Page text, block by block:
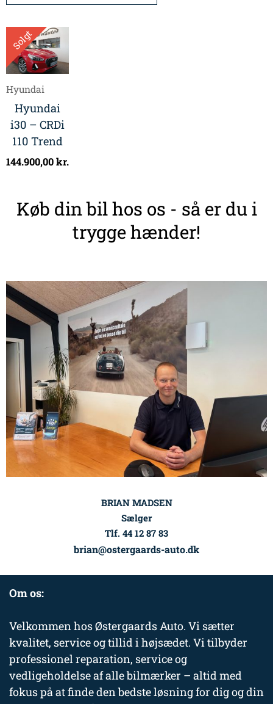
Solgt
Hyundai
Hyundai
i30 – CRDi
110 Trend
144.900,00kr.
Køb din bil hos os - så er du i
trygge hænder!
BRIAN MADSEN
Sælger
Tlf. 44 12 87 83
brian@ostergaards-auto.dk
Om os:
Velkommen hos Østergaards Auto. Vi sætter
kvalitet, service og tillid i højsædet. Vi tilbyder
professionel reparation, service og
vedligeholdelse af alle bilmærker – altid med
fokus på at finde den bedste løsning for dig og din